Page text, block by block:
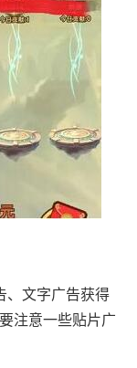
、文字广告获得
注意一些贴片广